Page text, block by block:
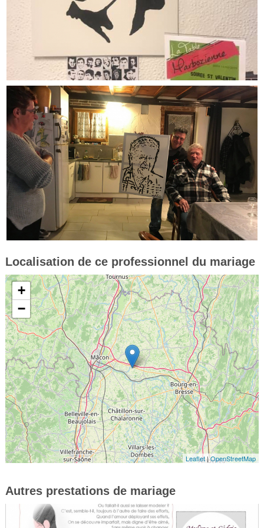
Localisation de ce professionnel du mariage
+
−
Leaflet|OpenStreetMap
Autres prestations de mariage